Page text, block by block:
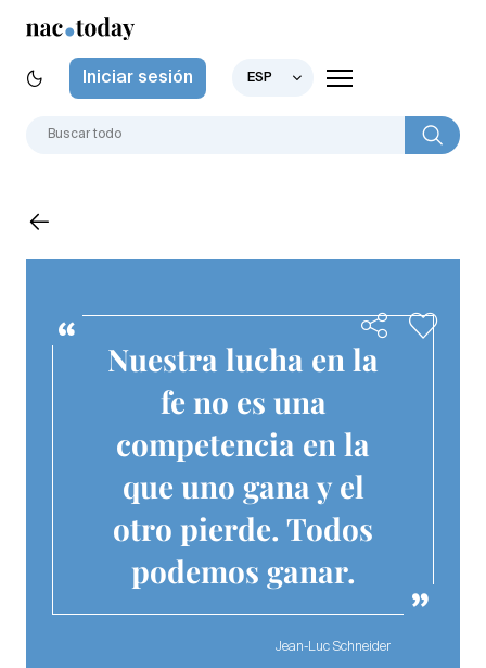
Iniciar sesión ESP
Nuestra lucha en la
fe no es una
competencia en la
que uno gana y el
otro pierde. Todos
podemos ganar.
Jean-Luc Schneider